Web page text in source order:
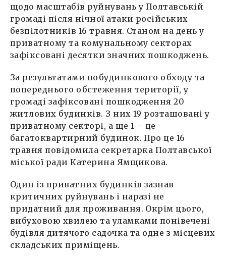
щодо масштабів руйнувань у Полтавській
громаді після нічної атаки російських
безпілотників 16 травня. Станом на день у
приватному та комунальному секторах
зафіксовані десятки значних пошкоджень.
За результатами побудинкового обходу та
попереднього обстеження території, у
громаді зафіксовані пошкодження 20
житлових будинків. З них 19 розташовані у
приватному секторі, а ще 1 – це
багатоквартирний будинок. Про це 16
травня повідомила секретарка Полтавської
міської ради Катерина Ямщикова.
Один із приватних будинків зазнав
критичних руйнувань і наразі не
придатний для проживання. Окрім цього,
вибуховою хвилею та уламками понівечені
будівля дитячого садочка та одне з місцевих
складських приміщень.